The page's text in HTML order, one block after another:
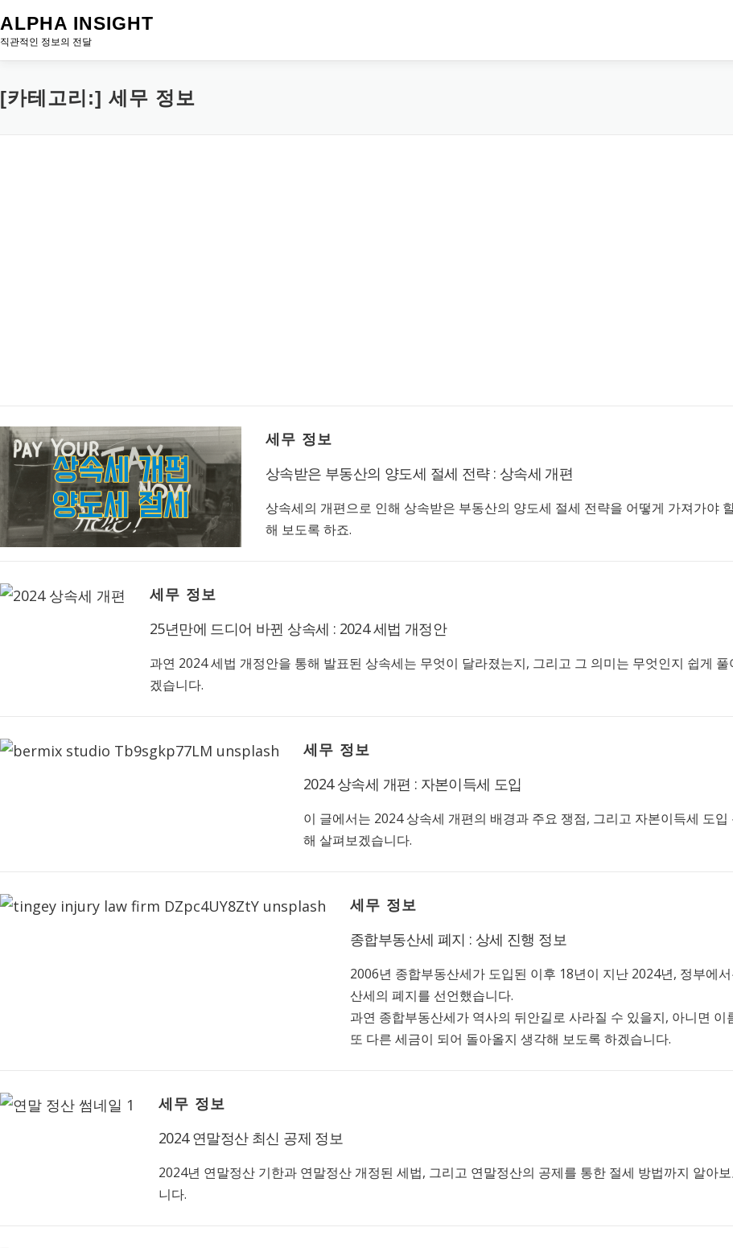
용
으
바
ALPHA INSIGHT
직관적인 정보의 전달
[카테고리:] 세무 정보
세무 정보
상속받은 부동산의 양도세 절세 전략 : 상속세 개편
상속세의 개편으로 인해 상속받은 부동산의 양도세 절세 전략을 어떻게 가져가야
해 보도록 하죠.
세무 정보
25년만에 드디어 바뀐 상속세 : 2024 세법 개정안
과연 2024 세법 개정안을 통해 발표된 상속세는 무엇이 달라졌는지, 그리고 그 의미는 무엇인지 쉽게
겠습니다.
세무 정보
2024 상속세 개편 : 자본이득세 도입
이 글에서는 2024 상속세 개편의 배경과 주요 쟁점, 그리고 자본이득세 도입
해 살펴보겠습니다.
세무 정보
종합부동산세 폐지 : 상세 진행 정보
2006년 종합부동산세가 도입된 이후 18년이 지난 2024년, 정부에
산세의 폐지를 선언했습니다.
과연 종합부동산세가 역사의 뒤안길로 사라질 수 있을지, 아니면 이
또 다른 세금이 되어 돌아올지 생각해 보도록 하겠습니다.
세무 정보
2024 연말정산 최신 공제 정보
2024년 연말정산 기한과 연말정산 개정된 세법, 그리고 연말정산의 공제를 통한 절세 방법까지 알아
니다.